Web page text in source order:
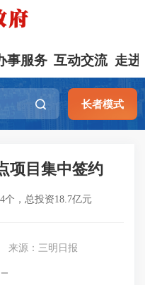
事服务 互动交流 走进
长者模式
项目集中签约
个，总投资18.7亿元
来源：三明日报